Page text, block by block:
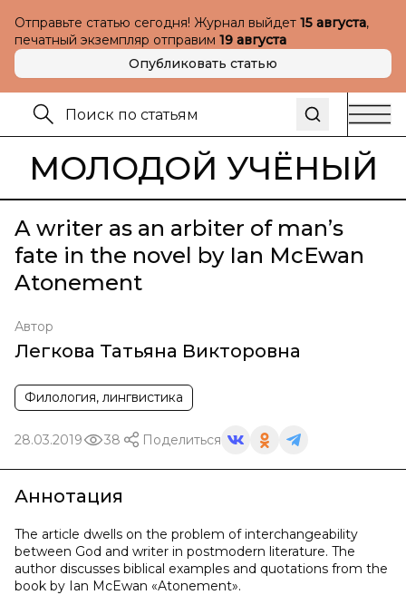
Отправьте статью сегодня! Журнал выйдет 15 августа,
печатный экземпляр отправим 19 августа
Опубликовать статью
МОЛОДОЙ УЧЁНЫЙ
A writer as an arbiter of man’s
fate in the novel by Ian McEwan
Atonement
Автор
Легкова Татьяна Викторовна
Филология, лингвистика
28.03.2019 38 Поделиться
Аннотация
The article dwells on the problem of interchangeability
between God and writer in postmodern literature. The
author discusses biblical examples and quotations from the
book by Ian McEwan «Atonement».